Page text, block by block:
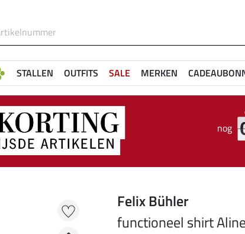
STALLEN OUTFITS SALE MERKEN
nog
Felix Bühler
functioneel shirt